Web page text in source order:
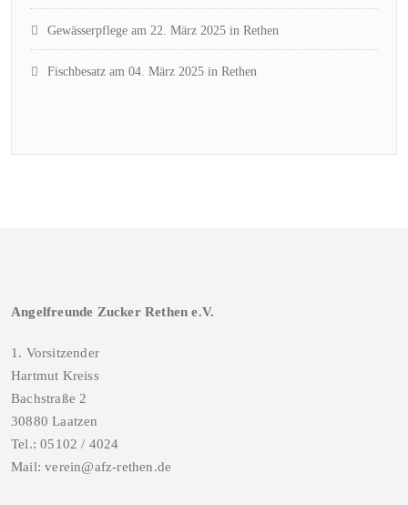
Gewässerpflege am 22. März 2025 in Rethen
Fischbesatz am 04. März 2025 in Rethen
Angelfreunde Zucker Rethen e.V.
1. Vorsitzender
Hartmut Kreiss
Bachstraße 2
30880 Laatzen
Tel.: 05102 / 4024
Mail: verein@afz-rethen.de